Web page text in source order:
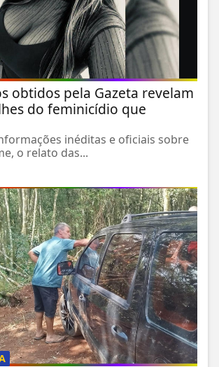
obtidos pela Gazeta revelam
do feminicídio que
inéditas e oficiais sobre
o relato das...